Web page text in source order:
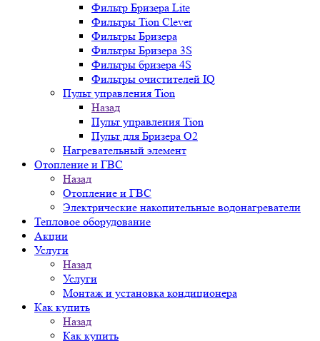
Фильтр Бризера Lite
Фильтры Tion Clever
Фильтры Бризера
Фильтры Бризера 3S
Фильтры бризера 4S
Фильтры очистителей IQ
Пульт управления Tion
Назад
Пульт управления Tion
Пульт для Бризера O2
Нагревательный элемент
Отопление и ГВС
Назад
Отопление и ГВС
Электрические накопительные водонагреватели
Тепловое оборудование
Акции
Услуги
Назад
Услуги
Монтаж и установка кондиционера
Как купить
Назад
Как купить